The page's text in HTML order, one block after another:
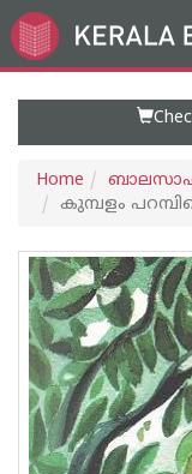
Go
to
Home
കുമ്പളം